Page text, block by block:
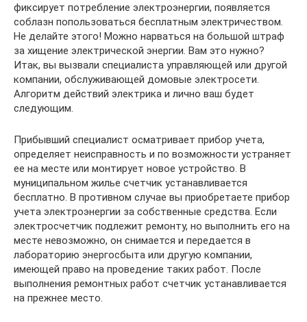
фиксирует потребление электроэнергии, появляется
соблазн попользоваться бесплатным электричеством.
Не делайте этого! Можно нарваться на большой штраф
за хищение электрической энергии. Вам это нужно?
Итак, вы вызвали специалиста управляющей или другой
компании, обслуживающей домовые электросети.
Алгоритм действий электрика и лично ваш будет
следующим.
Прибывший специалист осматривает прибор учета,
определяет неисправность и по возможности устраняет
ее на месте или монтирует новое устройство. В
муниципальном жилье счетчик устанавливается
бесплатно. В противном случае вы приобретаете прибор
учета электроэнергии за собственные средства. Если
электросчетчик подлежит ремонту, но выполнить его на
месте невозможно, он снимается и передается в
лабораторию энергосбыта или другую компании,
имеющей право на проведение таких работ. После
выполнения ремонтных работ счетчик устанавливается
на прежнее место.